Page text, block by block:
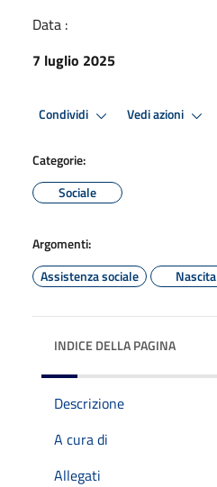
Data :
7 luglio 2025
Condividi Vedi azioni
Categorie:
Sociale
Argomenti:
Assistenza sociale
Nascita
INDICE DELLA PAGINA
Descrizione
A cura di
Allegati